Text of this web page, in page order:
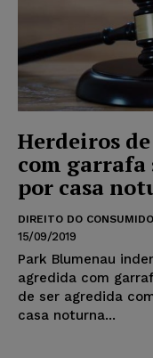
Herdeiros
com garrafa
por casa
DIREITO DO
15/09/2019
Park Blumenau
agredida com
de ser agredida
casa noturna...